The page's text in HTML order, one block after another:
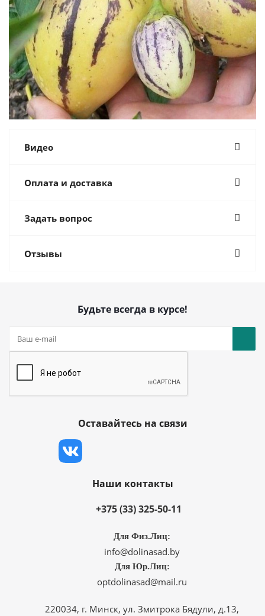
Видео
Оплата и доставка
Задать вопрос
Отзывы
Будьте всегда в курсе!
Оставайтесь на связи
Наши контакты
+375 (33) 325-50-11
Для Физ.Лиц:
info@dolinasad.by
Для Юр.Лиц:
optdolinasad@mail.ru
220034, г. Минск, ул. Змитрока Бядули, д.13,